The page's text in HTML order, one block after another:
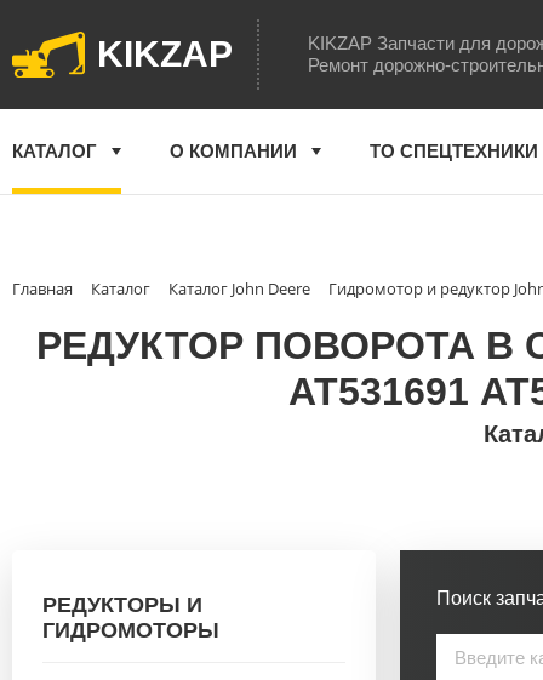
KIKZAP
KIKZAP Запчасти для
Ремонт дорожно-
КАТАЛОГ О КОМПАНИИ ТО СПЕЦТЕХНИКИ
Главная Каталог Каталог John Deere Гидромотор и редуктор
РЕДУКТОР ПОВОРОТА В
AT531691
РЕДУКТОРЫ И
ГИДРОМОТОРЫ
Поиск